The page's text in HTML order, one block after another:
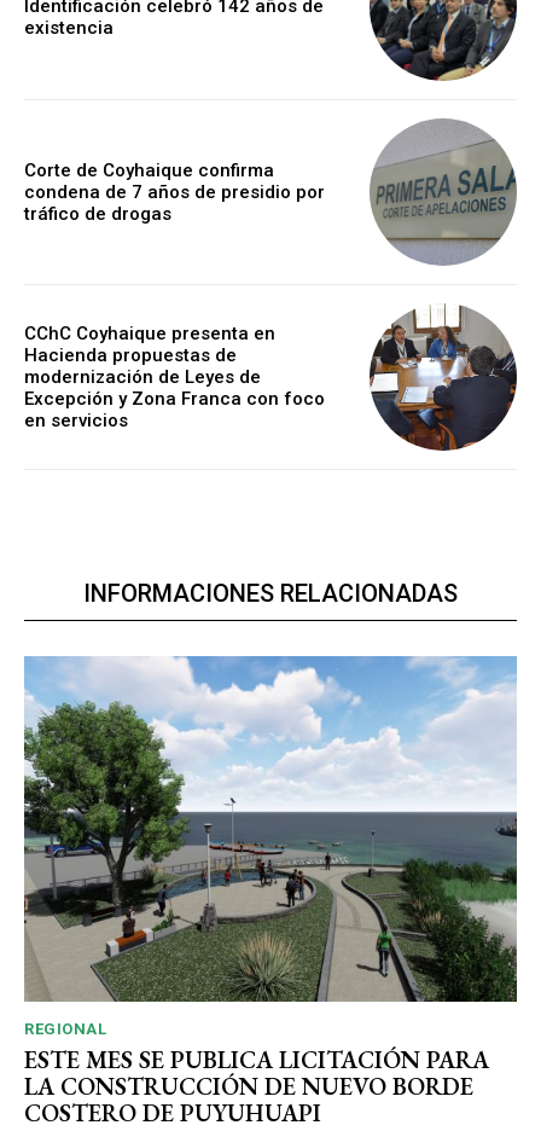
Identificación celebró 142 años de
existencia
Corte de Coyhaique confirma
condena de 7 años de presidio por
tráfico de drogas
CChC Coyhaique presenta en
Hacienda propuestas de
modernización de Leyes de
Excepción y Zona Franca con foco
en servicios
INFORMACIONES RELACIONADAS
REGIONAL
ESTE MES SE PUBLICA LICITACIÓN PARA
LA CONSTRUCCIÓN DE NUEVO BORDE
COSTERO DE PUYUHUAPI